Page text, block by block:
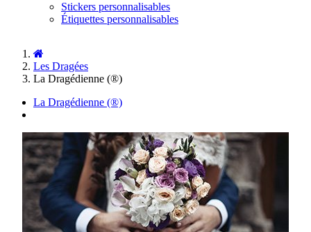
Stickers personnalisables
Étiquettes personnalisables
Les Dragées
La Dragédienne (®)
La Dragédienne (®)